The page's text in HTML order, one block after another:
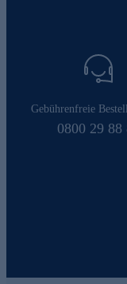
Gebührenfreie
0800 29 88